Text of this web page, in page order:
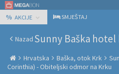
% AKCIJE SMJEŠTAJ
Nazad
Hrvatska Baška, otok Krk
Corinthia) - Obiteljski odmor na Krku